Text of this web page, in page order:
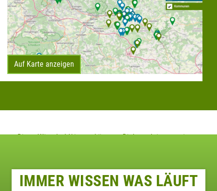
Auf Karte anzeigen
Diese Klimaheld*innen könnten Dich auch interessieren
IMMER WISSEN WAS LÄUFT